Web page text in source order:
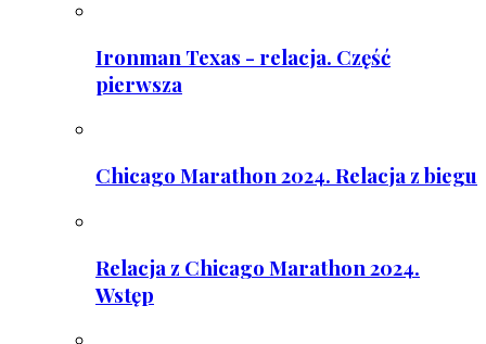
Ironman Texas - relacja. Część
pierwsza
Chicago Marathon 2024. Relacja z biegu
Relacja z Chicago Marathon 2024.
Wstęp